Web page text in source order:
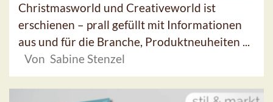
Christmasworld und Creativeworld ist
erschienen – prall gefüllt mit Informationen
aus und für die Branche, Produktneuheiten ...
Von Sabine Stenzel